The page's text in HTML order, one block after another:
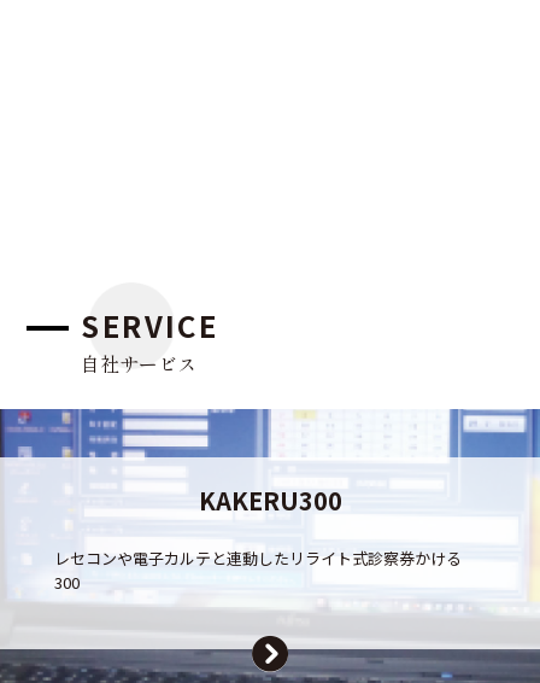
SERVICE
自社サービス
KAKERU300
レセコンや電子カルテと連動したリライト式診察券かける
300